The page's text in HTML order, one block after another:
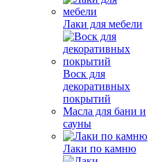
Лаки для мебели
Воск для
декоративных
покрытий
Масла для бани и
сауны
Лаки по камню